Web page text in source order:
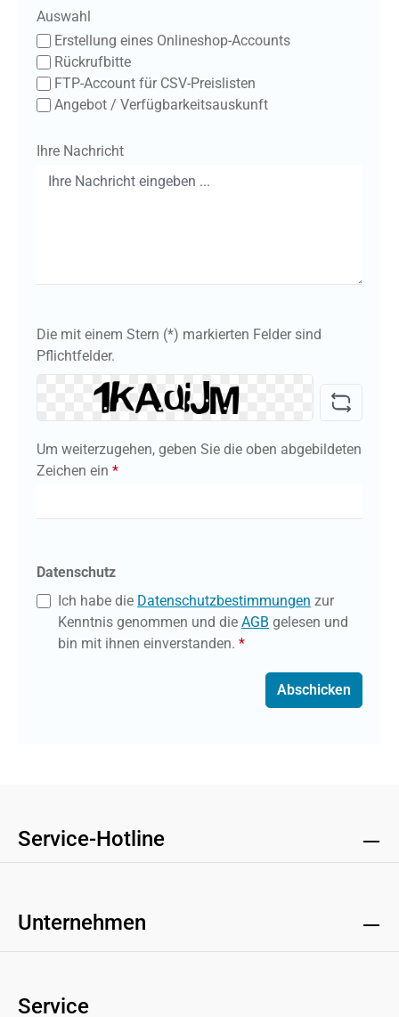
Auswahl
Erstellung eines Onlineshop-Accounts
Rückrufbitte
FTP-Account für CSV-Preislisten
Angebot / Verfügbarkeitsauskunft
Ihre Nachricht
Die mit einem Stern (*) markierten Felder sind
Pflichtfelder.
Um weiterzugehen, geben Sie die oben abgebildeten
Zeichen ein *
Datenschutz
Ich habe die Datenschutzbestimmungen zur
Kenntnis genommen und die AGB gelesen und
bin mit ihnen einverstanden. *
Abschicken
Service-Hotline
Unternehmen
Service